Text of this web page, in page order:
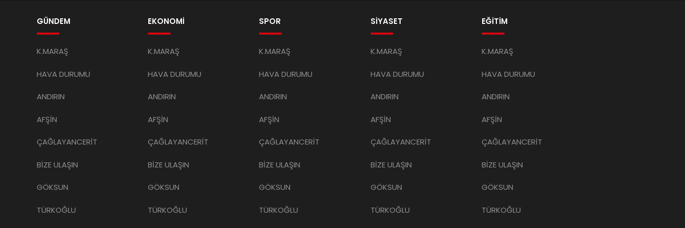
GÜNDEM
K.MARAŞ
HAVA DURUMU
ANDIRIN
AFŞİN
ÇAĞLAYANCERİT
BİZE ULAŞIN
GÖKSUN
TÜRKOĞLU
EKONOMİ
K.MARAŞ
HAVA DURUMU
ANDIRIN
AFŞİN
ÇAĞLAYANCERİT
BİZE ULAŞIN
GÖKSUN
TÜRKOĞLU
SPOR
K.MARAŞ
HAVA DURUMU
ANDIRIN
AFŞİN
ÇAĞLAYANCERİT
BİZE ULAŞIN
GÖKSUN
TÜRKOĞLU
SİYASET
K.MARAŞ
HAVA DURUMU
ANDIRIN
AFŞİN
ÇAĞLAYANCERİT
BİZE ULAŞIN
GÖKSUN
TÜRKOĞLU
EĞİTİM
K.MARAŞ
HAVA DURUMU
ANDIRIN
AFŞİN
ÇAĞLAYANCERİT
BİZE ULAŞIN
GÖKSUN
TÜRKOĞLU